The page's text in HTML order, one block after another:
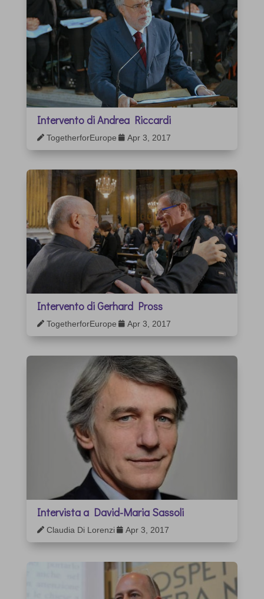
Intervento di Andrea Riccardi
 TogetherforEurope  Apr 3, 2017
Intervento di Gerhard Pross
 TogetherforEurope  Apr 3, 2017
Intervista a David-Maria Sassoli
 Claudia Di Lorenzi  Apr 3, 2017